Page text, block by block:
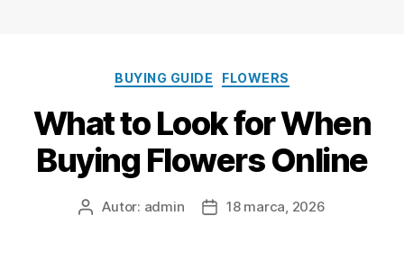
Kategorie
BUYING GUIDE FLOWERS
What to Look for When
Buying Flowers Online
AutorAutor: admin
Data18 marca, 2026